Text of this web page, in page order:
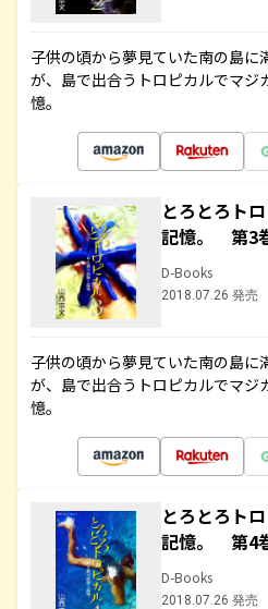
子供の頃から夢見ていた南の島に
が、島で出合うトロピカルでマジ
憶。
とろとろト
記憶。 第3
D-Books
2018.07.26 発売
子供の頃から夢見ていた南の島に
が、島で出合うトロピカルでマジ
憶。
とろとろト
記憶。 第4
D-Books
2018.07.26 発売